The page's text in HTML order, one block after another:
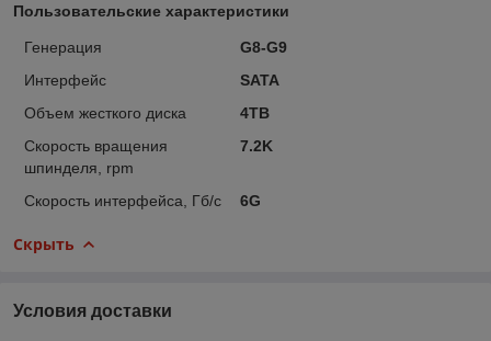
Пользовательские характеристики
Генерация
G8-G9
Интерфейс
SATA
Объем жесткого диска
4TB
Скорость вращения
шпинделя, rpm
7.2K
Скорость интерфейса, Гб/с 6G
Скрыть
Условия доставки